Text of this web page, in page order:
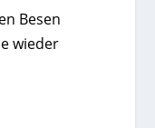
Besen
wieder